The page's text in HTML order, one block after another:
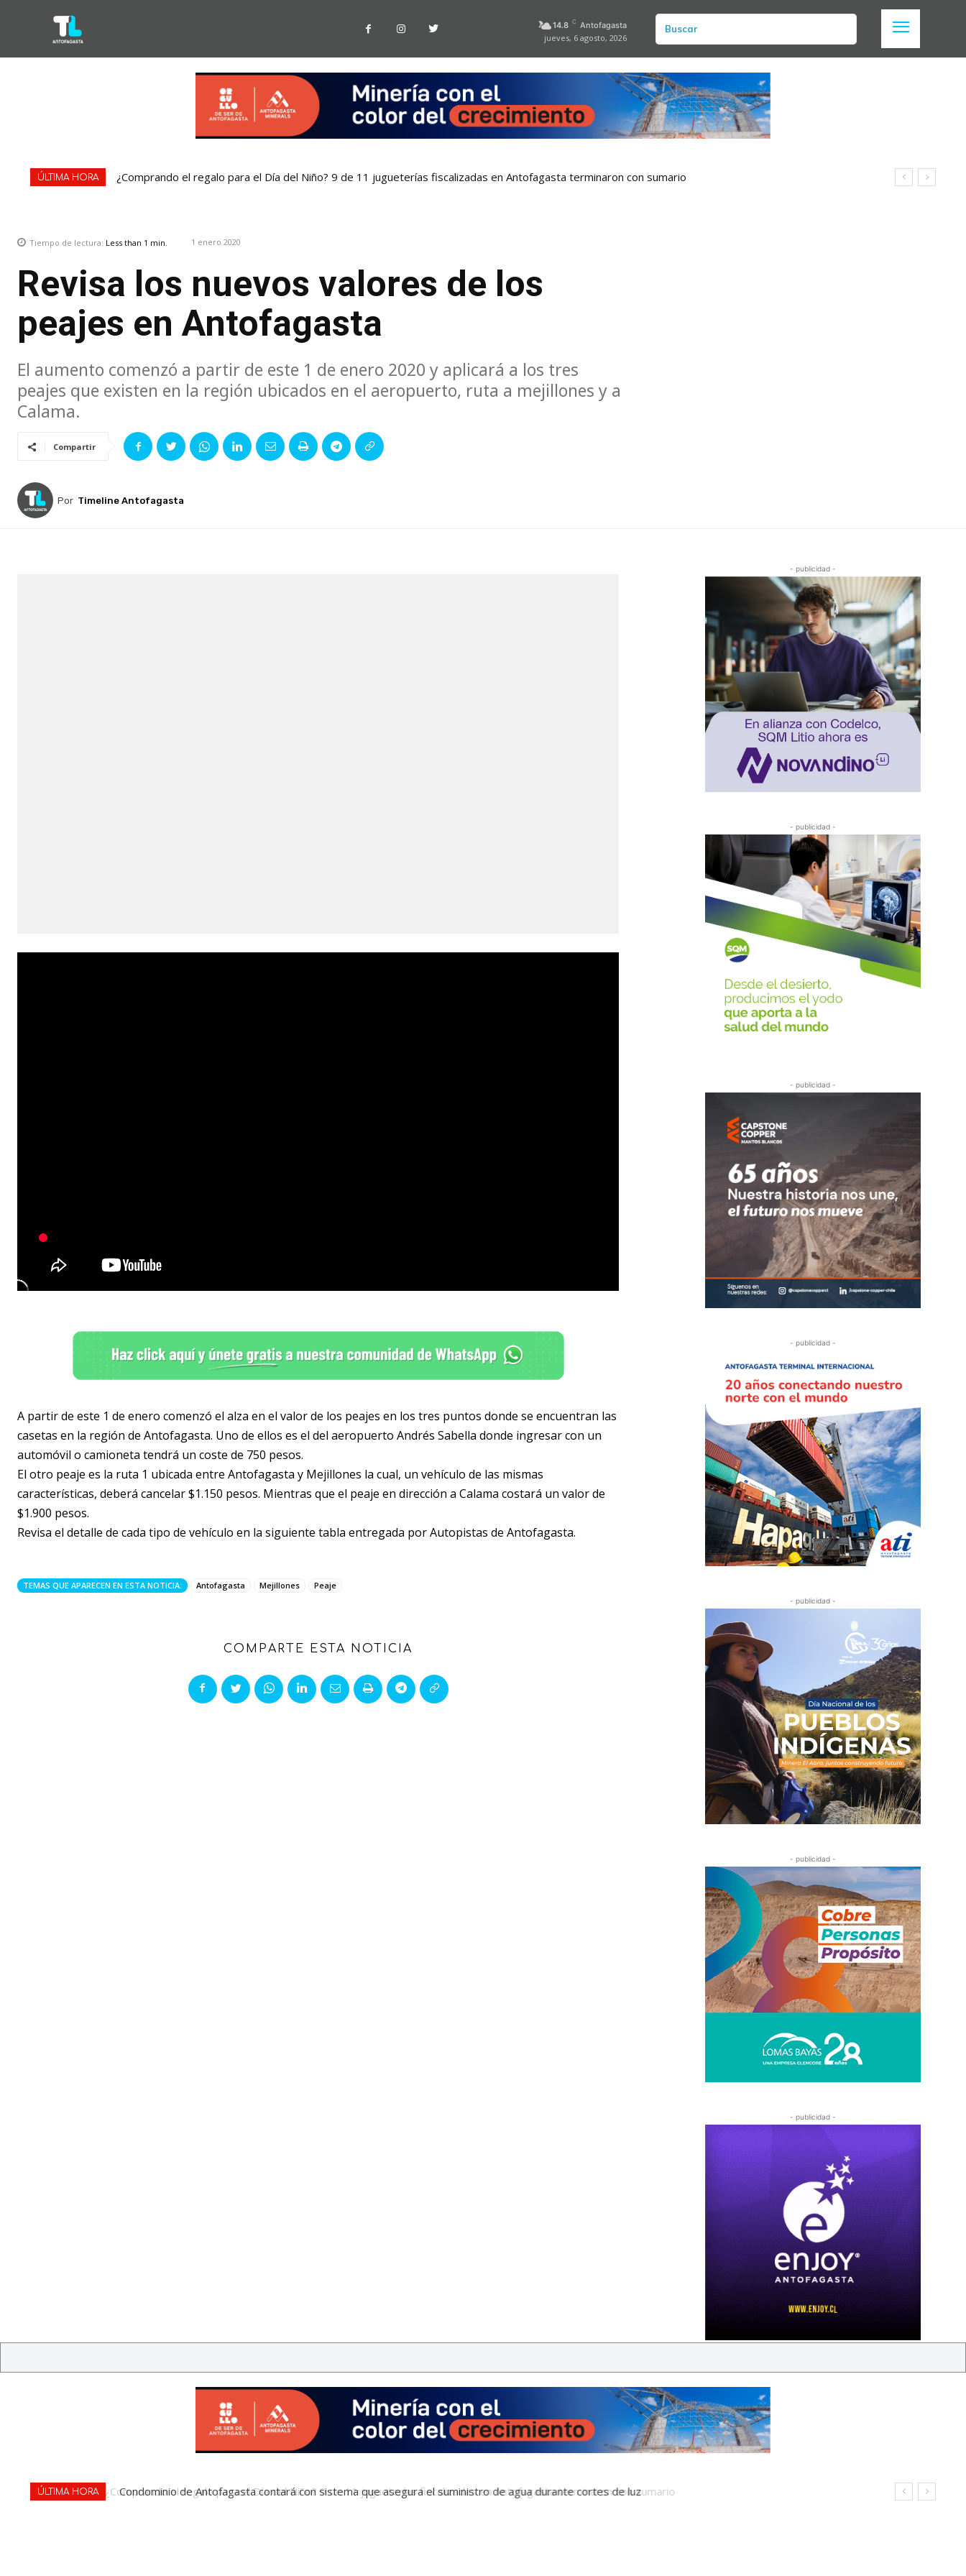
14.8 C Antofagasta
jueves, 6 agosto, 2026
Buscar
ÚLTIMA HORA ¿Comprando el regalo para el Día del Niño? 9 de 11 jugueterías fiscalizadas en Antofagasta terminaron con sumario
Tiempo de lectura: Less than 1 min. 1 enero 2020
Revisa los nuevos valores de los
peajes en Antofagasta
El aumento comenzó a partir de este 1 de enero 2020 y aplicará a los tres
peajes que existen en la región ubicados en el aeropuerto, ruta a mejillones y a
Calama.
Compartir
Por Timeline Antofagasta
A partir de este 1 de enero comenzó el alza en el valor de los peajes en los tres puntos donde se encuentran las
casetas en la región de Antofagasta. Uno de ellos es el del aeropuerto Andrés Sabella donde ingresar con un
automóvil o camioneta tendrá un coste de 750 pesos.
El otro peaje es la ruta 1 ubicada entre Antofagasta y Mejillones la cual, un vehículo de las mismas
características, deberá cancelar $1.150 pesos. Mientras que el peaje en dirección a Calama costará un valor de
$1.900 pesos.
Revisa el detalle de cada tipo de vehículo en la siguiente tabla entregada por Autopistas de Antofagasta.
TEMAS QUE APARECEN EN ESTA NOTICIA: Antofagasta Mejillones Peaje
COMPARTE ESTA NOTICIA
- publicidad -
- publicidad -
- publicidad -
- publicidad -
- publicidad -
- publicidad -
- publicidad -